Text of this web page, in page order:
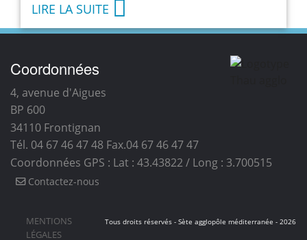
LIRE LA SUITE
Coordonnées
4, avenue d'Aigues
BP 600
34110 Frontignan
Tél. 04 67 46 47 48 Fax.04 67 46 47 47
Coordonnées GPS : Lat : 43.43822 / Long : 3.700515
Contactez-nous
Tous droits réservés - Sète agglopôle méditerranée - 2026
MENTIONS
LÉGALES